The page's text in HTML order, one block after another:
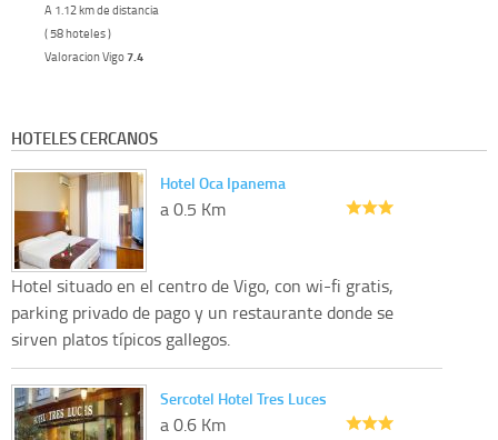
A 1.12 km de distancia
( 58 hoteles )
Valoracion Vigo7.4
HOTELES CERCANOS
Hotel Oca Ipanema
a 0.5 Km
Hotel situado en el centro de Vigo, con wi-fi gratis,
parking privado de pago y un restaurante donde se
sirven platos típicos gallegos.
Sercotel Hotel Tres Luces
a 0.6 Km